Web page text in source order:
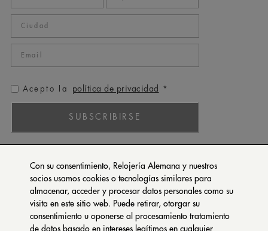
Con su consentimiento, Relojería Alemana y nuestros
socios usamos cookies o tecnologías similares para
almacenar, acceder y procesar datos personales como su
visita en este sitio web. Puede retirar, otorgar su
consentimiento u oponerse al procesamiento tratamiento
de datos basado en intereses legítimos en cualquier
Acepto la política de privacidad *
SUBSCRIBIRSE
PATEK PHILIPPE
TUDOR
CARTIER
SETENTA Y NUEVE